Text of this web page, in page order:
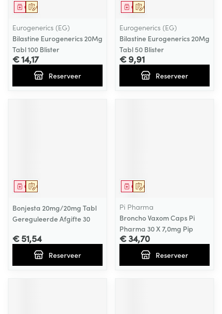
Op voorschrift
Geneesmiddel
Eurogenerics (EG)
Bilastine Eurogenerics 20Mg
Tabl 100 Blister
€ 14,17
Reserveer
Op voorschrift
Geneesmiddel
Eurogenerics (EG)
Bilastine Eurogenerics 20Mg
Tabl 50 Blister
€ 9,91
Reserveer
Op voorschrift
Geneesmiddel
Bonjesta 20mg/20mg Tabl
Gereguleerde Afgifte 30
€ 51,54
Reserveer
Op voorschrift
Geneesmiddel
Pi Pharma
Broncho Vaxom Caps Pi
Pharma 30 X 7,0mg Pip
€ 34,70
Reserveer